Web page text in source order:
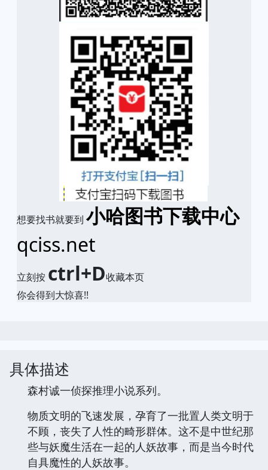
想要找书就要到 小哈图书下载中心
qciss.net
立刻按 ctrl+D收藏本页
你会得到大惊喜!!
具体描述
森村诚一侦探推理小说系列。
物质文明的飞速发展，孕育了一批置人类文明于
不顾，丧失了人性的畸形群体。这不是中世纪那
些与妖魔生活在一起的人妖故事，而是当今时代
自具魔性的人妖故事。